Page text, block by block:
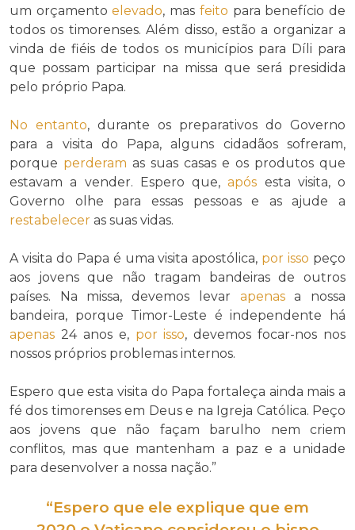
um orçamentoelevado, mas feito para benefício de
todos os timorenses. Além disso, estão a organizar a
vinda de fiéis de todos os municípios para Díli para
que possam participar na missa que será presidida
pelo próprio Papa.
No entanto, durante os preparativos do Governo
para a visita do Papa, alguns cidadãos sofreram,
porque perderam as suas casas e os produtos que
estavam a vender. Espero que,após esta visita, o
Governo olhe para essas pessoas e as ajude a
restabelecer as suas vidas.
A visita do Papa é uma visita apostólica, por isso peço
aos jovens que não tragam bandeiras de outros
países. Na missa, devemos levar apenasa nossa
bandeira, porque Timor-Leste é independente há
apenas 24 anos e, por isso, devemos focar-nos nos
nossos próprios problemas internos.
Espero que esta visita do Papa fortaleça ainda mais a
fé dos timorenses em Deus e na Igreja Católica. Peço
aos jovens que não façam barulho nem criem
conflitos, mas que mantenham a paz e a unidade
para desenvolver a nossa nação.”
“Espero que ele explique que em